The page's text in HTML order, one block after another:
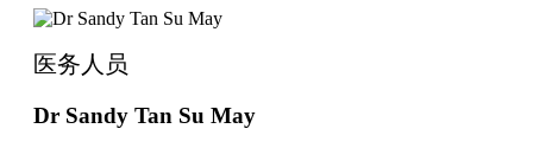
医务人员
Dr Sandy Tan Su May